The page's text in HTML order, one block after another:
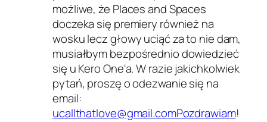
możliwe, że Places and Spaces
doczeka się premiery również na
wosku lecz głowy uciąć za to nie dam,
musiałbym bezpośrednio dowiedzieć
się u Kero One'a. W razie jakichkolwiek
pytań, proszę o odezwanie się na
email:
ucallthatlove@gmail.comPozdrawiam!